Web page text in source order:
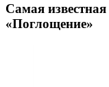
Самая
«Поглощение»